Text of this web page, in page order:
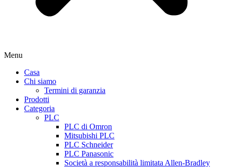
Menu
Casa
Chi siamo
Termini di garanzia
Prodotti
Categoria
PLC
PLC di Omron
Mitsubishi PLC
PLC Schneider
PLC Panasonic
Società a responsabilità limitata Allen-Bradley